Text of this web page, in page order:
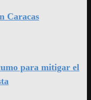
Caracas
para mitigar el